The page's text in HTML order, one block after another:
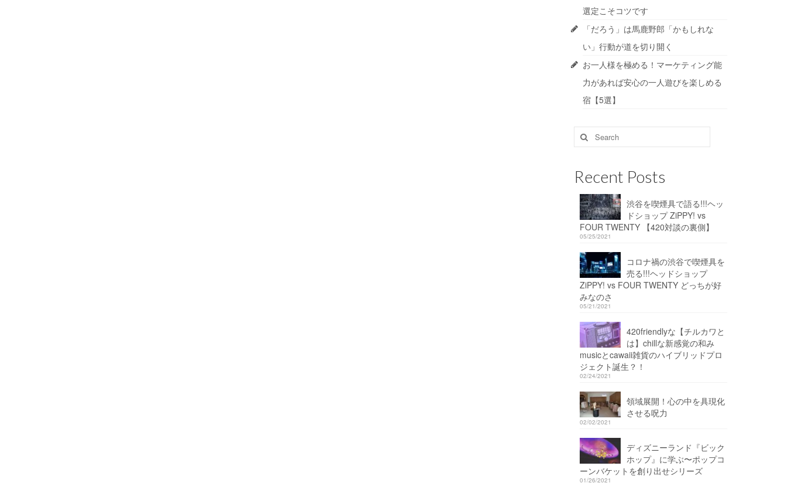
選定こそコツです
「だろう」は馬鹿野郎「かもしれな
い」行動が道を切り開く
お一人様を極める！マーケティング能
力があれば安心の一人遊びを楽しめる
宿【5選】
Search
for:
Recent Posts
渋谷を喫煙具で語る!!!ヘッ
ドショップ ZiPPY! vs
FOUR TWENTY 【420対談の裏側】
05/25/2021
コロナ禍の渋谷で喫煙具を
売る!!!ヘッドショップ
ZiPPY! vs FOUR TWENTY どっちが好
みなのさ
05/21/2021
420friendlyな【チルカワと
は】chillな新感覚の和み
musicとcawaii雑貨のハイブリッドプロ
ジェクト誕生？！
02/24/2021
領域展開！心の中を具現化
させる呪力
02/02/2021
ディズニーランド『ビック
ホップ』に学ぶ〜ポップコ
ーンバケットを創り出せシリーズ
01/26/2021